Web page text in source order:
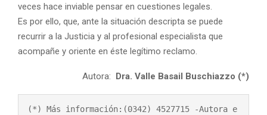
veces hace inviable pensar en cuestiones legales.
Es por ello, que, ante la situación descripta se puede
recurrir a la Justicia y al profesional especialista que
acompañe y oriente en éste legítimo reclamo.
Autora: Dra. Valle Basail Buschiazzo (*)
(*) Más información:(0342) 4527715 -Autora e